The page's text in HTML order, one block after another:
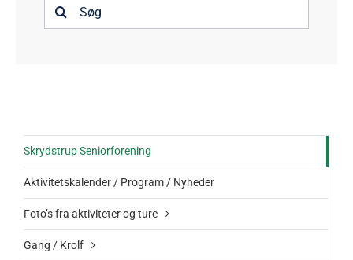
Trampestien – Oversigt
Søg
efter:
Skrydstrup Seniorforening
Aktivitetskalender / Program / Nyheder
Foto’s fra aktiviteter og ture
Gang / Krolf